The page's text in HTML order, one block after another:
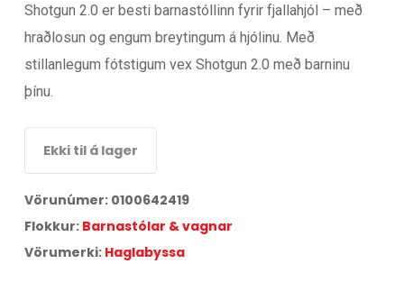
Shotgun 2.0 er besti barnastóllinn fyrir fjallahjól – með
hraðlosun og engum breytingum á hjólinu. Með
stillanlegum fótstigum vex Shotgun 2.0 með barninu
þínu.
Ekki til á lager
Vörunúmer: 0100642419
Flokkur: Barnastólar & vagnar
Vörumerki: Haglabyssa